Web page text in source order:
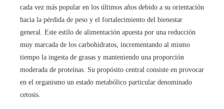
cada vez más popular en los últimos años debido a su orientación
hacia la pérdida de peso y el fortalecimiento del bienestar
general. Este estilo de alimentación apuesta por una reducción
muy marcada de los carbohidratos, incrementando al mismo
tiempo la ingesta de grasas y manteniendo una proporción
moderada de proteínas. Su propósito central consiste en provocar
en el organismo un estado metabólico particular denominado
cetosis.